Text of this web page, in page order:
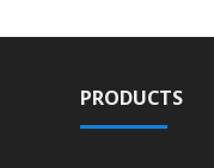
PRODUCTS